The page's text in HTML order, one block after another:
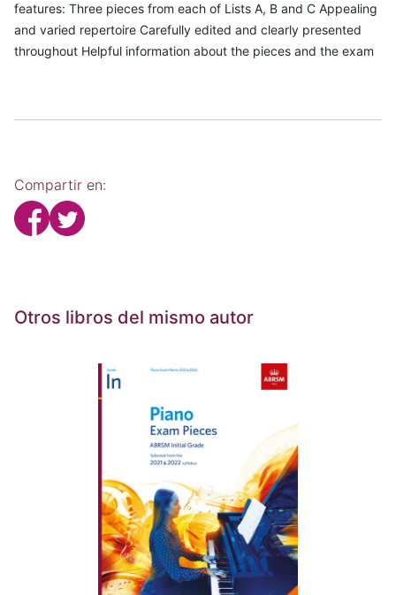
features: Three pieces from each of Lists A, B and C Appealing
and varied repertoire Carefully edited and clearly presented
throughout Helpful information about the pieces and the exam
Compartir en:
Otros libros del mismo autor